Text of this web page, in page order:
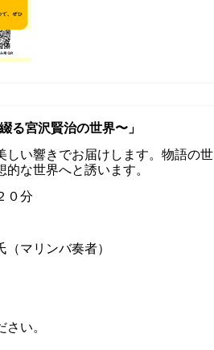
る宮沢賢治の世界〜」
い響きでお届けします。物語の世
な世界へと誘います。
０分
リンバ奏者）
い。